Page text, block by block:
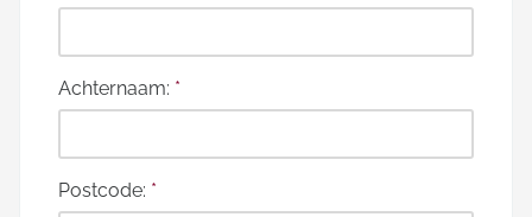
Achternaam: *
Postcode: *